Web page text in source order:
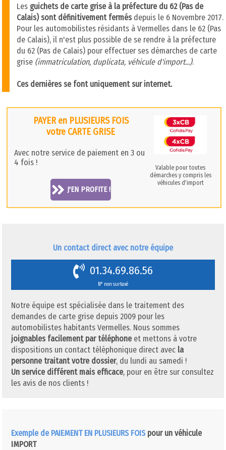
Les guichets de carte grise à la préfecture du 62 (Pas de
Calais) sont définitivement fermésdepuis le 6 Novembre 2017.
Pour les automobilistes résidants à Vermelles dans le 62 (Pas
de Calais), il n'est plus possible de se rendre à la préfecture
du 62 (Pas de Calais) pour effectuer ses démarches de carte
grise (immatriculation, duplicata, véhicule d'import...).
Ces dernières se font uniquement sur internet.
PAYER en PLUSIEURS FOIS
votre CARTE GRISE
Avec notre service de paiement en 3 ou
4 fois !
J'EN PROFITE !
Valable pour toutes
démarches y compris les
véhicules d'import
Un contact direct avec notre équipe
01.34.69.86.56
N° non surtaxé
Notre équipe est spécialisée dans le traitement des
demandes de carte grise depuis 2009 pour les
automobilistes habitants Vermelles. Nous sommes
joignables facilement par téléphone et mettons à votre
dispositions un contact téléphonique direct avec la
personne traitant votre dossier, du lundi au samedi !
Un service différent mais efficace, pour en être sur consultez
les avis de nos clients !
Exemple de PAIEMENT EN PLUSIEURS FOIS pour un véhicule
IMPORT